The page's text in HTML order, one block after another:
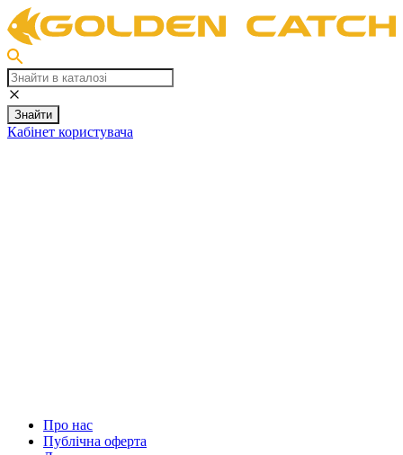
Знайти
Кабінет користувача
Про нас
Публічна оферта